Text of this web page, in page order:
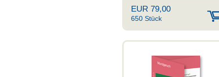
EUR 79,00
650 Stück